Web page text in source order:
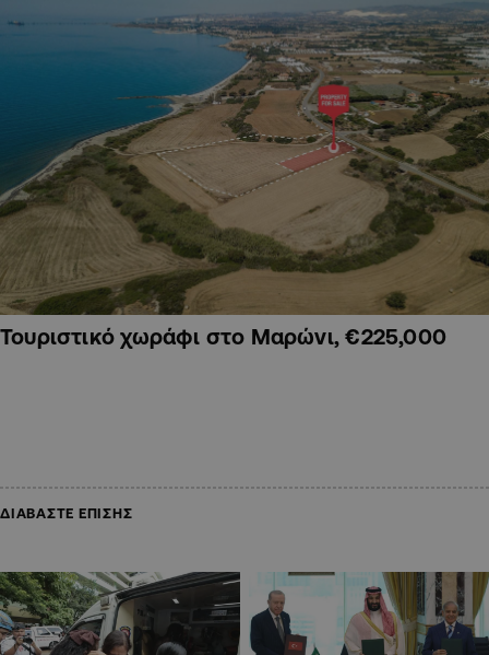
Τουριστικό χωράφι στο Μαρώνι, €225,000
ΔΙΑΒΑΣΤΕ ΕΠΙΣΗΣ